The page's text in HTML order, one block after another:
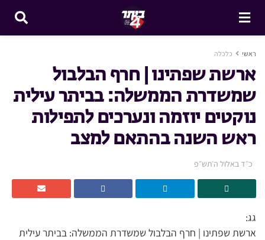
ראשי כלכלה
ארשת שפתינו | חרף הבלבול
שמשדרת הממשלה: בביתר עילית
נוקטים יוזמה ונערכים לתפילות
ראש השנה בהתאם למצב
כ״ד באלול ה׳תש״פ
גג:
ארשת שפתינו | חרף הבלבול שמשדרת הממשלה: בביתר עילית